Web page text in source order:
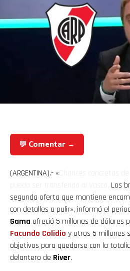
💬 Comentar →
(ARGENTINA).- « Chances concretas de
pueda ser transferido al
Los
segunda oferta que mantiene
con detalles a pulir», informó el
Gama ofreció 5 millones de dólares
Facundo Colidio y otros 5 millones
objetivos para quedarse con la
delantero de River.